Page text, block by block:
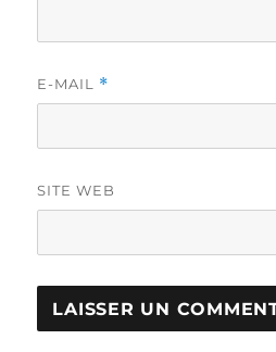
E-MAIL *
SITE WEB